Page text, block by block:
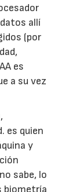
allí
(por
es
a su vez
es quien
y
sabe, lo
biometría